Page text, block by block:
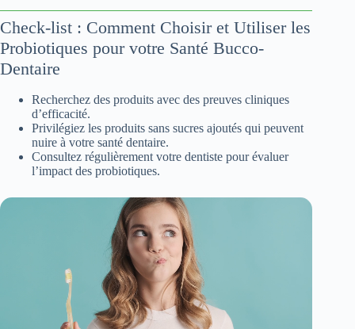
Check-list : Comment Choisir et Utiliser les
Probiotiques pour votre Santé Bucco-
Dentaire
Recherchez des produits avec des preuves cliniques
d’efficacité.
Privilégiez les produits sans sucres ajoutés qui peuvent
nuire à votre santé dentaire.
Consultez régulièrement votre dentiste pour évaluer
l’impact des probiotiques.